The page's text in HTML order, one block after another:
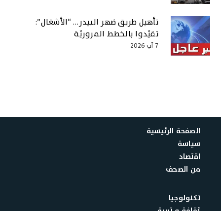
تأهيل طريق ضهر البيدر… “الأشغال”:
تقيّدوا بالخطط المروريّة
7 آب 2026
الصفحة الرئيسية
سياسة
اقتصاد
من الصحف
تكنولوجيا